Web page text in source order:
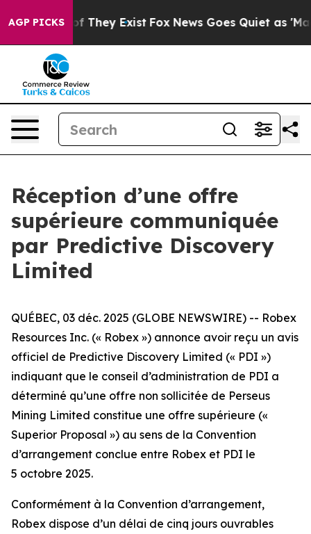
AGP PICKS
no Proof They Exist Fox News Goes Quiet as
Réception d’une offre
supérieure communiquée
par Predictive Discovery
Limited
QUÉBEC, 03 déc. 2025 (GLOBE NEWSWIRE) -- Robex
Resources Inc. (« Robex ») annonce avoir reçu un avis
officiel de Predictive Discovery Limited (« PDI »)
indiquant que le conseil d’administration de PDI a
déterminé qu’une offre non sollicitée de Perseus
Mining Limited constitue une offre supérieure («
Superior Proposal ») au sens de la Convention
d’arrangement conclue entre Robex et PDI le
5 octobre 2025.
Conformément à la Convention d’arrangement,
Robex dispose d’un délai de cinq jours ouvrables